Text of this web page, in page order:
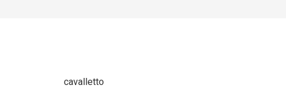
cavalletto